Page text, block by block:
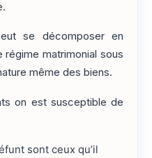
se décomposer en
régime matrimonial sous
même des biens.
on est susceptible de
sont ceux qu’il